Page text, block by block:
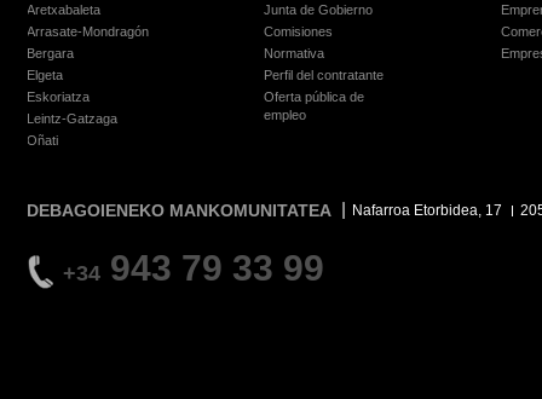
Aretxabaleta
Arrasate-Mondragón
Bergara
Elgeta
Eskoriatza
Leintz-Gatzaga
Oñati
Junta de Gobierno
Comisiones
Normativa
Perfil del contratante
Oferta pública de
empleo
DEBAGOIENEKO MANKOMUNITATEA Nafarroa Etorbidea, 17
+34 943 79 33 99